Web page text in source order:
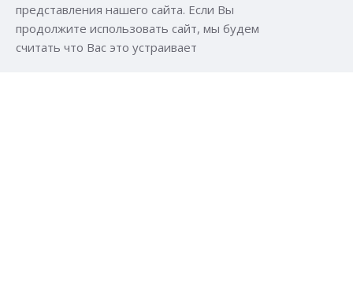
представления нашего сайта. Если Вы
продолжите использовать сайт, мы будем
считать что Вас это устраивает